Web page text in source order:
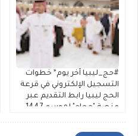
#حج_ليبيا آخر يوم* خطوات
التسجيل الإلكتروني في قرعة
الحج ليبيا رابط التقديم عبر